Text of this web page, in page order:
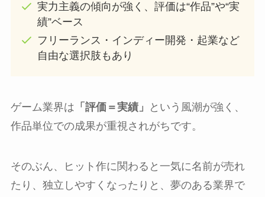
実力主義の傾向が強く、評価は“作品”や“実
績”ベース
フリーランス・インディー開発・起業など
自由な選択肢もあり
ゲーム業界は 「評価＝実績」
という風潮が強く、
作品単位での成果が重視されがちです。
そのぶん、ヒット作に関わると一気に名前が売れ
たり、独立しやすくなったりと、夢のある業界で